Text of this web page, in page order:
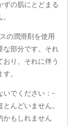
ずの肌にとどまる
の潤滑剤を使用
な部分です。それ
おり、それに伴う
。
いでください：-
んどいません。
かもしれません